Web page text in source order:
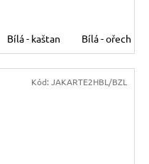
Bílá - kaštan Bílá - ořech
Kód: JAKARTE2HBL/BZL